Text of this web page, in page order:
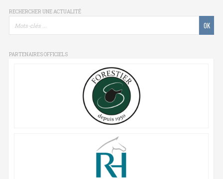
RECHERCHER UNE ACTUALITÉ
PARTENAIRES OFFICIELS